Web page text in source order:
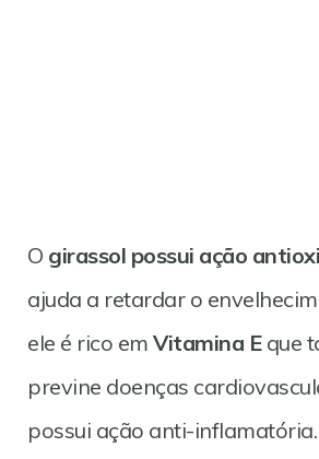
O girassol possui ação
ajuda a retardar o
ele é rico em Vitamina Eque
previne doenças
possui ação anti-inflamatória.